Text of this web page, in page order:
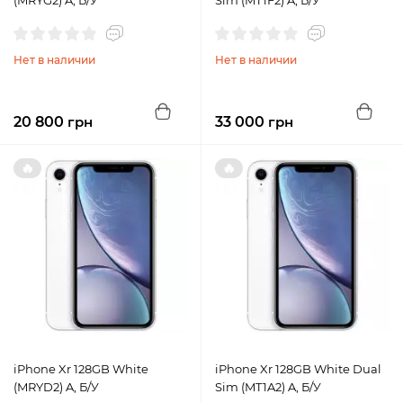
Нет в наличии
20 800 грн
Нет в наличии
33 000 грн
🔥
iPhone Xr 128GB White
(MRYD2) A, Б/У
🔥
iPhone Xr 128GB White Dual
Sim (MT1A2) A, Б/У